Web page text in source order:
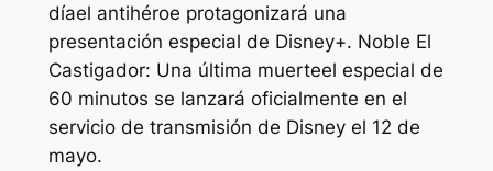
díael antihéroe protagonizará una
presentación especial de Disney+. Noble El
Castigador: Una última muerteel especial de
60 minutos se lanzará oficialmente en el
servicio de transmisión de Disney el 12 de
mayo.